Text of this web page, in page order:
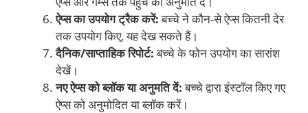
ऐप्स का उपयोग ट्रैक करें:बच्चे ने कौन-से ऐप्स कितनी देर
तक उपयोग किए, यह देख सकते हैं।
दैनिक/साप्ताहिक रिपोर्ट:बच्चे के फोन उपयोग का सारांश
देखें।
नए ऐप्स को ब्लॉक या अनुमति दें:बच्चे द्वारा इंस्टॉल किए गए
ऐप्स को अनुमोदित या ब्लॉक करें।